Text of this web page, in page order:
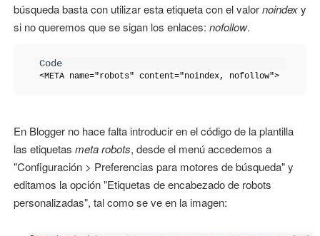
búsqueda basta con utilizar esta etiqueta con el valornoindexy
si no queremos que se sigan los enlaces: nofollow.
<META name="robots" content="noindex, nofollow">
En Blogger no hace falta introducir en el código de la plantilla
las etiquetas meta robots, desde el menú accedemos a
"Configuración > Preferencias para motores de búsqueda" y
editamos la opción "Etiquetas de encabezado de robots
personalizadas", tal como se ve en la imagen: